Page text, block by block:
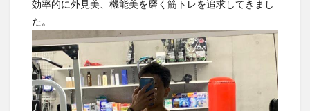
効率的に外見美、機能美を磨く筋トレを追求してきまし
た。